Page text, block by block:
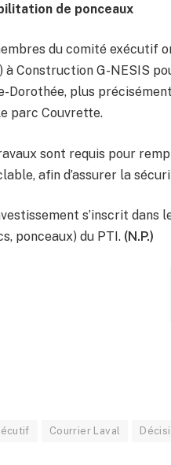
de ponceaux
du comité exécutif
à Construction G-NESIS
Dorothée, plus
parc Couvrette.
sont requis pour
afin d’assurer la
s’inscrit dans
ponceaux) du PTI. (N.P.)
Courrier Laval